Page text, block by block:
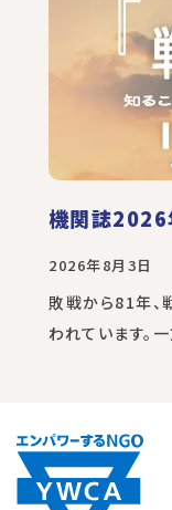
機関誌2026
2026年8月3日
敗戦から81年、
われています。